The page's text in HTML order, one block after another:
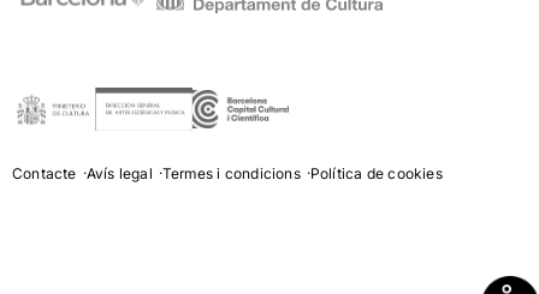
Contacte Avís legal Termes i condicions Política de cookies